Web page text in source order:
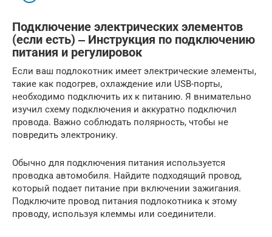
Подключение электрических элементов
(если есть) ‒ Инструкция по подключению
питания и регулировок
Если ваш подлокотник имеет электрические элементы,
такие как подогрев, охлаждение или USB-порты,
необходимо подключить их к питанию. Я внимательно
изучил схему подключения и аккуратно подключил
провода. Важно соблюдать полярность, чтобы не
повредить электронику.
Обычно для подключения питания используется
проводка автомобиля. Найдите подходящий провод,
который подает питание при включении зажигания.
Подключите провод питания подлокотника к этому
проводу, используя клеммы или соединители.